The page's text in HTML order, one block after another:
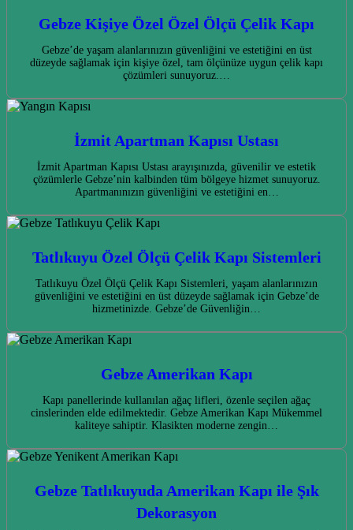
Gebze Kişiye Özel Özel Ölçü Çelik Kapı
Gebze’de yaşam alanlarınızın güvenliğini ve estetiğini en üst
düzeyde sağlamak için kişiye özel, tam ölçünüze uygun çelik kapı
çözümleri sunuyoruz.…
İzmit Apartman Kapısı Ustası
İzmit Apartman Kapısı Ustası arayışınızda, güvenilir ve estetik
çözümlerle Gebze’nin kalbinden tüm bölgeye hizmet sunuyoruz.
Apartmanınızın güvenliğini ve estetiğini en…
Tatlıkuyu Özel Ölçü Çelik Kapı Sistemleri
Tatlıkuyu Özel Ölçü Çelik Kapı Sistemleri, yaşam alanlarınızın
güvenliğini ve estetiğini en üst düzeyde sağlamak için Gebze’de
hizmetinizde. Gebze’de Güvenliğin…
Gebze Amerikan Kapı
Kapı panellerinde kullanılan ağaç lifleri, özenle seçilen ağaç
cinslerinden elde edilmektedir. Gebze Amerikan Kapı Mükemmel
kaliteye sahiptir. Klasikten moderne zengin…
Gebze Tatlıkuyuda Amerikan Kapı ile Şık
Dekorasyon